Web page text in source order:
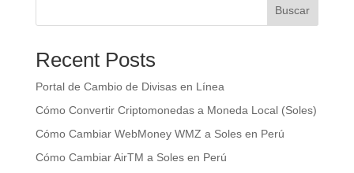
Buscar
Recent Posts
Portal de Cambio de Divisas en Línea
Cómo Convertir Criptomonedas a Moneda Local (Soles)
Cómo Cambiar WebMoney WMZ a Soles en Perú
Cómo Cambiar AirTM a Soles en Perú